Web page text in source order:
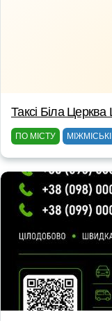
Таксі Біла Церква
ПО МІСТУ МІЖМІСЬКІ